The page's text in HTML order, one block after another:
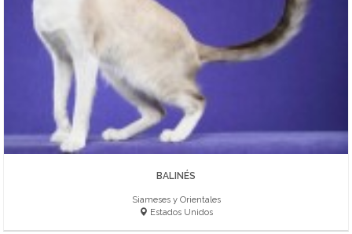
BALINÉS
Siameses y Orientales
Estados Unidos